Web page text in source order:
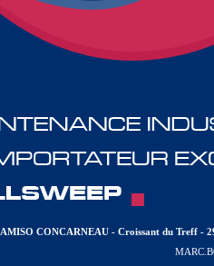
AMISO CONCARNEAU - Croissant du Treff -